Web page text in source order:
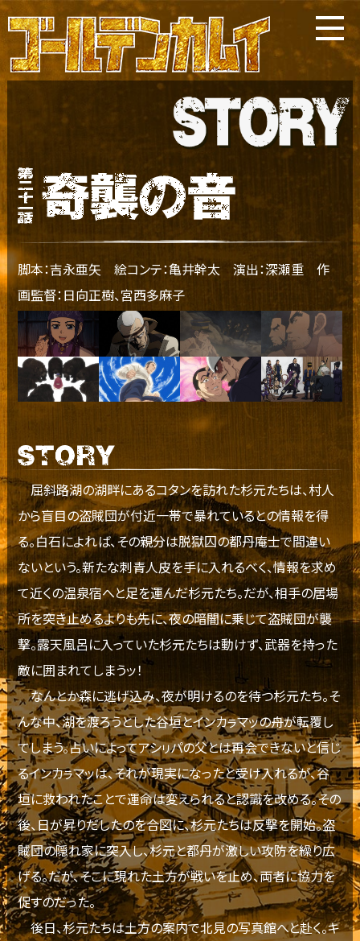
脚本：吉永亜矢 絵コンテ：亀井幹太 演出：深瀬重 作
画監督：日向正樹、宮西多麻子
屈斜路湖の湖畔にあるコタンを訪れた杉元たちは、村人
から盲目の盗賊団が付近一帯で暴れているとの情報を得
る。白石によれば、その親分は脱獄囚の都丹庵士で間違い
ないという。新たな刺青人皮を手に入れるべく、情報を求め
て近くの温泉宿へと足を運んだ杉元たち。だが、相手の居場
所を突き止めるよりも先に、夜の暗闇に乗じて盗賊団が襲
撃。露天風呂に入っていた杉元たちは動けず、武器を持った
敵に囲まれてしまうッ！
なんとか森に逃げ込み、夜が明けるのを待つ杉元たち。そ
んな中、湖を渡ろうとした谷垣とインカㇻマッの舟が転覆し
てしまう。占いによってアシㇼパの父とは再会できないと信じ
るインカㇻマッは、それが現実になったと受け入れるが、谷
垣に救われたことで運命は変えられると認識を改める。その
後、日が昇りだしたのを合図に、杉元たちは反撃を開始。盗
賊団の隠れ家に突入し、杉元と都丹が激しい攻防を繰り広
げる。だが、そこに現れた土方が戦いを止め、両者に協力を
促すのだった。
後日、杉元たちは土方の案内で北見の写真館へと赴く。キ